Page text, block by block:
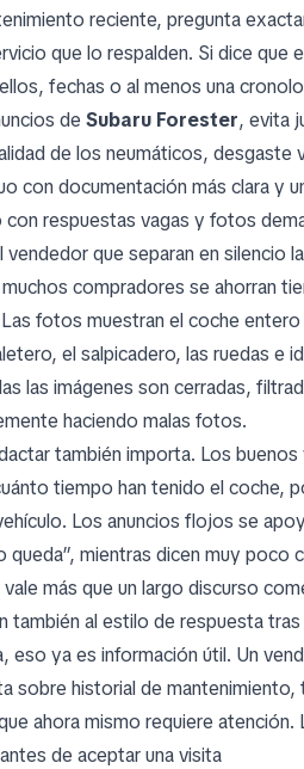
reciente, pregunta
que lo respalden. Si dice que
fechas o al menos una
de Subaru Forester, evita
de los neumáticos, desgaste
con documentación más clara y
con respuestas vagas y fotos
vendedor que separan en silencio
compradores se ahorran
fotos muestran el coche
el salpicadero, las ruedas e
las imágenes son cerradas,
haciendo malas fotos.
también importa. Los
tiempo han tenido el coche,
Los anuncios flojos se
queda”, mientras dicen muy poco
más que un largo discurso
también al estilo de respuesta
eso ya es información útil. Un
sobre historial de
ahora mismo requiere
de aceptar una visita